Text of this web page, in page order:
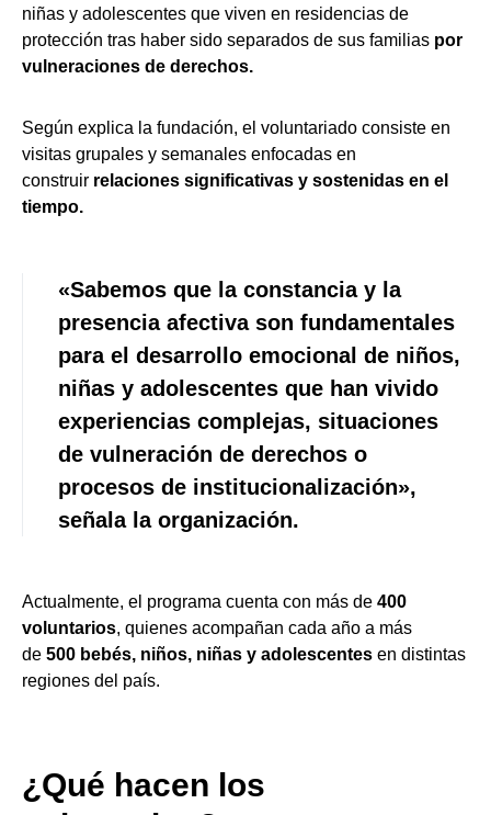
niñas y adolescentes que viven en residencias de
protección tras haber sido separados de sus familias por
vulneraciones de derechos.
Según explica la fundación, el voluntariado consiste en
visitas grupales y semanales enfocadas en
construir relaciones significativas y sostenidas en el
tiempo.
«Sabemos que la constancia y la
presencia afectiva son fundamentales
para el desarrollo emocional de niños,
niñas y adolescentes que han vivido
experiencias complejas, situaciones
de vulneración de derechos o
procesos de institucionalización»,
señala la organización.
Actualmente, el programa cuenta con más de 400
voluntarios, quienes acompañan cada año a más
de 500 bebés, niños, niñas y adolescentes en distintas
regiones del país.
¿Qué hacen los